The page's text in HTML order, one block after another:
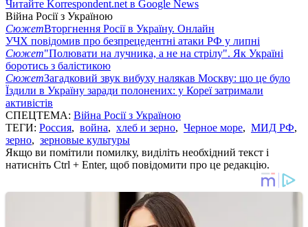
Читайте Korrespondent.net в Google News
Війна Росії з Україною
СюжетВторгнення Росії в Україну. Онлайн
УЧХ повідомив про безпрецедентні атаки РФ у липні
Сюжет"Полювати на лучника, а не на стрілу". Як Україні
боротись з балістикою
СюжетЗагадковий звук вибуху налякав Москву: що це було
Їздили в Україну заради полонених: у Кореї затримали
активістів
СПЕЦТЕМА: Війна Росії з Україною
ТЕГИ: Россия, война, хлеб и зерно, Черное море, МИД РФ,
зерно, зерновые культуры
Якщо ви помітили помилку, виділіть необхідний текст і
натисніть Ctrl + Enter, щоб повідомити про це редакцію.